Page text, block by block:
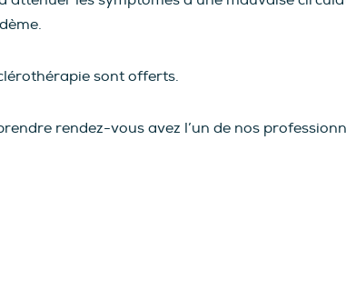
sont offerts.
rendez-vous avez l’un de nos